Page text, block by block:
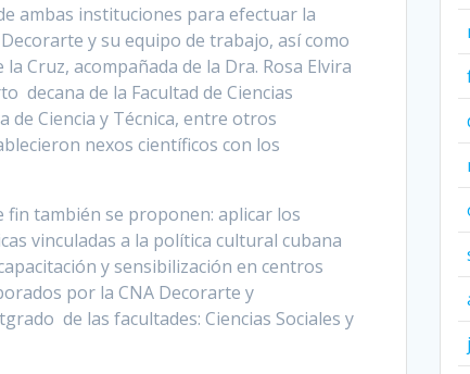
ambas instituciones para efectuar la
y su equipo de trabajo, así como
Cruz, acompañada de la Dra. Rosa Elvira
decana de la Facultad de Ciencias
de Ciencia y Técnica, entre otros
nexos científicos con los
fin también se proponen: aplicar los
vinculadas a la política cultural cubana
y sensibilización en centros
por la CNA Decorarte y
de las facultades: Ciencias Sociales y